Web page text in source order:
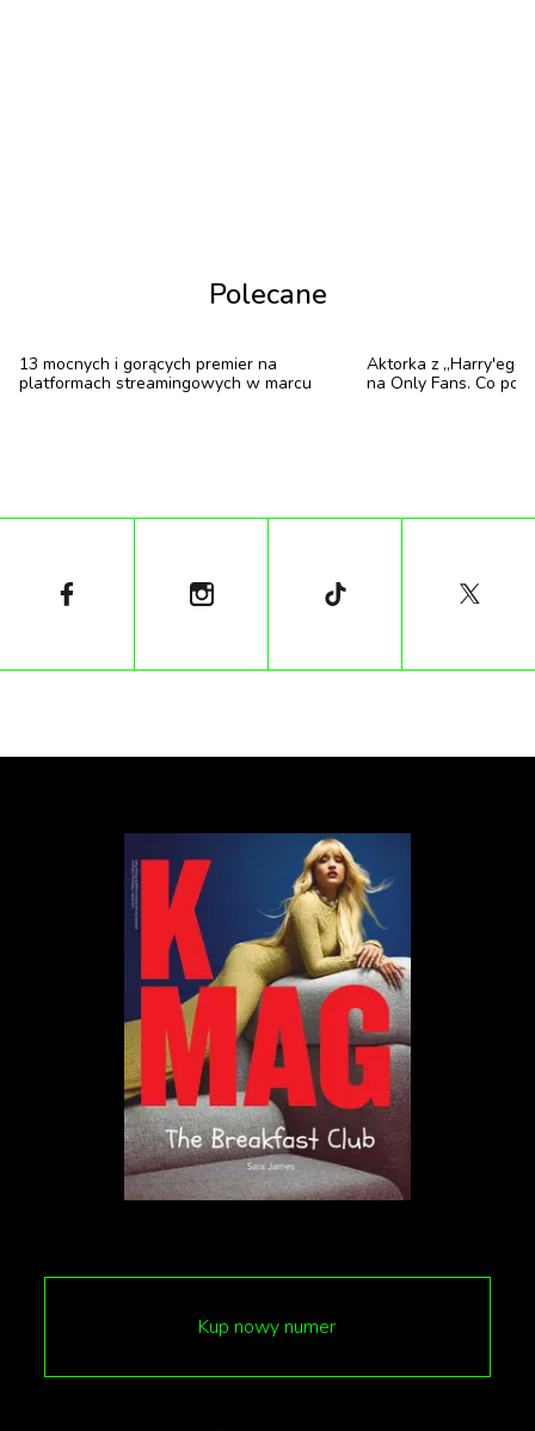
Architektura kontrastu i funkcjonalność
ma swoje własne przeznaczenie. Pierwszy okrąg to
strefa wejścia, z monumentalnymi wrotami i windą,
prowadzącą na pozostałe poziomy willi, a także
przestronny salon. Drugi okrąg to zielona oaza z
mikroklimatem, idealna do uprawy roślin. W
trzecim okręgu znajduje się basen, wkomponowany
w naturalną szczelinę skalną.
Podziemne spa
Jednym z najbardziej unikalnych elementów willi
oderwanie się od gorącego klimatu pustyni. Wodna
oaza jest dostępna za pomocą specjalnego
Polecane
13 mocnych i gorących premier na
platformach streamingowych w marcu
Aktorka z „Harry'ego
na Only Fans. Co
Kup nowy numer